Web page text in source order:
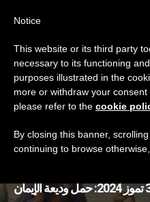
TAG
DERNIÈRES
Notice
This website or its third party
necessary to its functioning
purposes illustrated in the
more or withdraw your
please refer to the cookie
By closing this banner,
continuing to browse